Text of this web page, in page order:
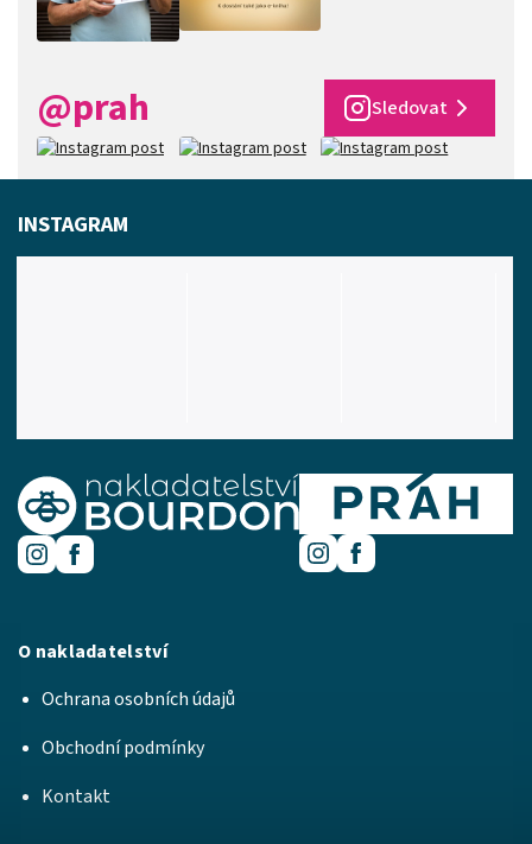
@prah Sledovat
O nakladatelství
Ochrana osobních údajů
Obchodní podmínky
Kontakt
INSTAGRAM